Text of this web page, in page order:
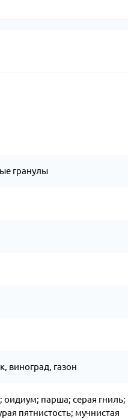
гранулы
виноград, газон
парша; серая гниль;
пятнистость; муч­нис­тая